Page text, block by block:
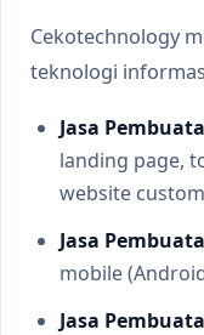
Cekotechnology
teknologi
Jasa
landing page,
website
Jasa
mobile
Jasa